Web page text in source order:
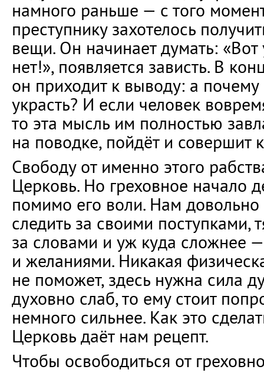
намного раньше — с того
преступнику захотелось
вещи. Он начинает думать: «Вот
нет!», появляется зависть. В
он приходит к выводу: а
украсть? И если человек
то эта мысль им полностью
на поводке, пойдёт и совершит
Свободу от именно этого
Церковь. Но греховное начало
помимо его воли. Нам довольно
следить за своими поступками,
за словами и уж куда сложнее
и желаниями. Никакая
не поможет, здесь нужна сила
духовно слаб, то ему стоит
немного сильнее. Как это
Церковь даёт нам рецепт.
Чтобы освободиться от